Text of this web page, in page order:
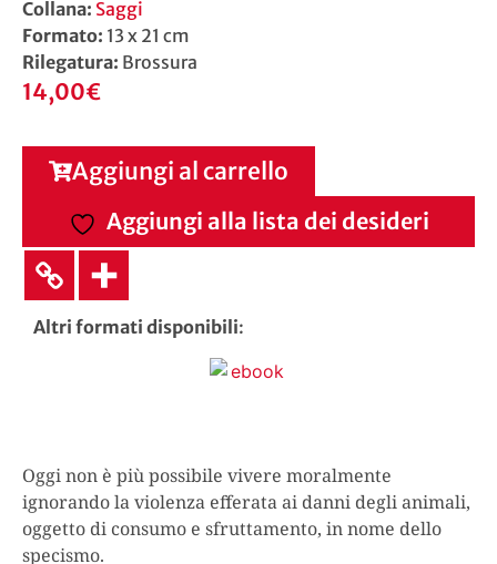
Collana: Saggi
Formato: 13 x 21 cm
Rilegatura: Brossura
14,00€
Aggiungi al carrello
Aggiungi alla lista dei desideri
Altri formati disponibili:
Oggi non è più possibile vivere moralmente
ignorando la violenza efferata ai danni degli animali,
oggetto di consumo e sfruttamento, in nome dello
specismo.